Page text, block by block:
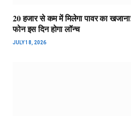
20 हजार से कम में मिलेगा पावर का
फोन इस दिन होगा लॉन्च
JULY 18, 2026